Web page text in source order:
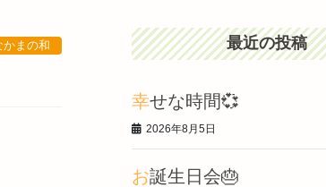
かまの和 最近の投稿
幸せな時間💞
2026年8月5日
お誕生日会🎂